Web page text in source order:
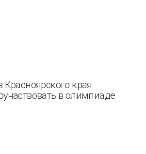
края
в олимпиаде